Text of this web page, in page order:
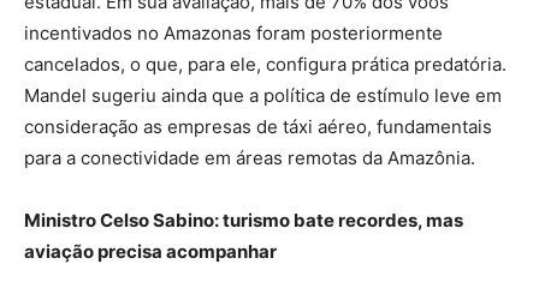
incentivados no Amazonas foram posteriormente
cancelados, o que, para ele, configura prática predatória.
Mandel sugeriu ainda que a política de estímulo leve em
consideração as empresas de táxi aéreo, fundamentais
para a conectividade em áreas remotas da Amazônia.
Ministro Celso Sabino: turismo bate recordes, mas
aviação precisa acompanhar